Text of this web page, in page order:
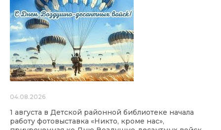
04.08.2026
1 августа в Детской районной библиотеке начала
работу фотовыставка «Никто, кроме нас»,